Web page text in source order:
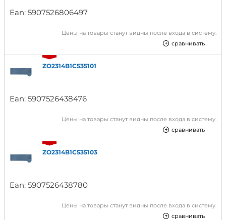
Ean: 5907526806497
Цены на товары станут видны после входа в систему.
сравнивать
ZO2314B1C535101
Ean: 5907526438476
Цены на товары станут видны после входа в систему.
сравнивать
ZO2314B1C535103
Ean: 5907526438780
Цены на товары станут видны после входа в систему.
сравнивать